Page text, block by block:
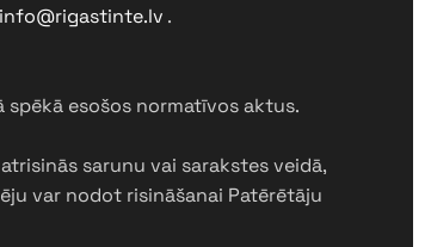
info@rigastinte.lv .
esošos normatīvos aktus.
sarunu vai sarakstes veidā,
var nodot risināšanai Patērētāju